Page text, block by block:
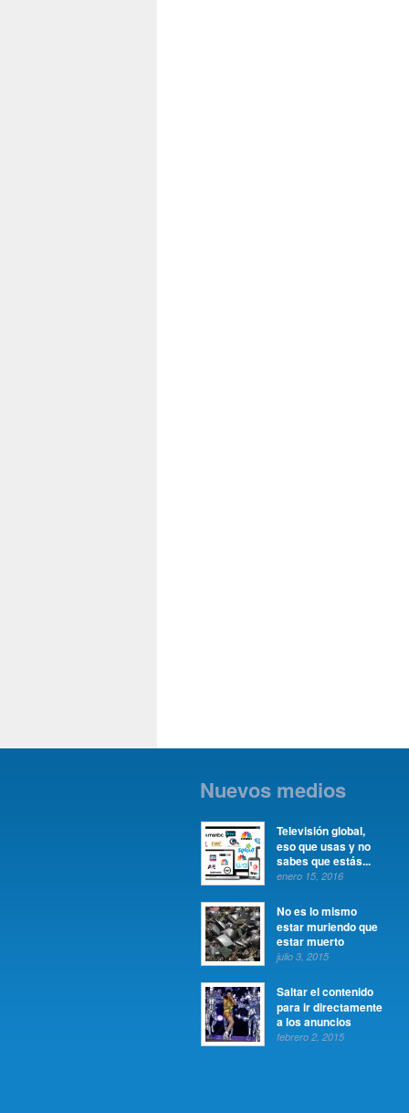
Nuevos medios
Televisión global,
eso que usas y no
sabes que estás...
enero 15, 2016
No es lo mismo
estar muriendo que
estar muerto
julio 3, 2015
Saltar el contenido
para ir directamente
a los anuncios
febrero 2, 2015